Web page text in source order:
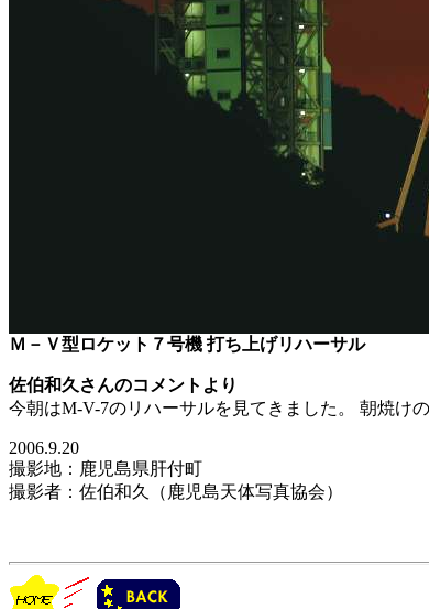
Ｍ－Ｖ型ロケット７号機 打ち上げリハーサル
佐伯和久さんのコメントより
今朝はM-V-7のリハーサルを見てきました。 朝焼け
2006.9.20
撮影地：鹿児島県肝付町
撮影者：佐伯和久（鹿児島天体写真協会）